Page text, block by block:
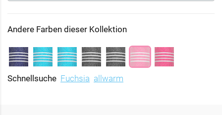
Andere Farben dieser Kollektion
Schnellsuche Fuchsia allwarm